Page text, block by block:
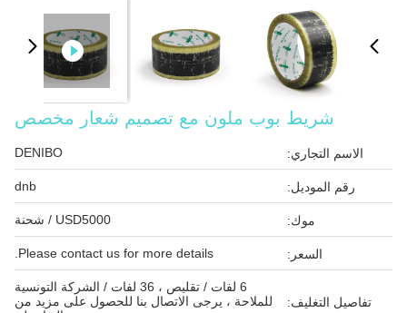
شريط بوب ملون مع تصميم شعار مخصص
الاسم التجاري: DENIBO
رقم الموديل: dnb
موك: USD5000 / شحنة
السعر: Please contact us for more details.
تفاصيل التغليف:
6 لفات / تقليص ، 36 لفات / الشركة التونسية
للملاحة ، يرجى الاتصال بنا للحصول على مزيد من